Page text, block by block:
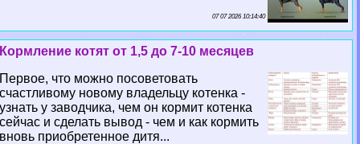
07 07 2026 10:14:40
Кормление котят от 1,5 до 7-10 месяцев
Первое, что можно посоветовать
счастливому новому владельцу котенка -
узнать у заводчика, чем он кормит котенка
сейчас и сделать вывод - чем и как кормить
вновь приобретенное дитя...